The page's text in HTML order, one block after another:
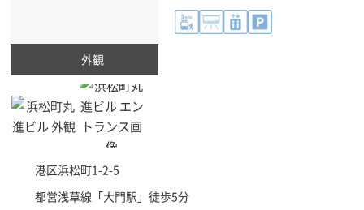
外観
港区浜松町1-2-5
都営浅草線「大門駅 」徒歩5分